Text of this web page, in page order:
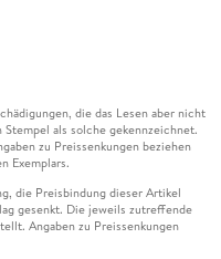
die das Lesen aber nicht
als solche gekennzeichnet.
zu Preissenkungen beziehen
Exemplars.
die Preisbindung dieser Artikel
gesenkt. Die jeweils zutreffende
Angaben zu Preissenkungen